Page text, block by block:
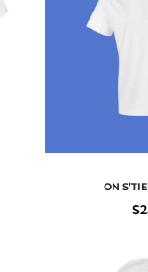
ON
$